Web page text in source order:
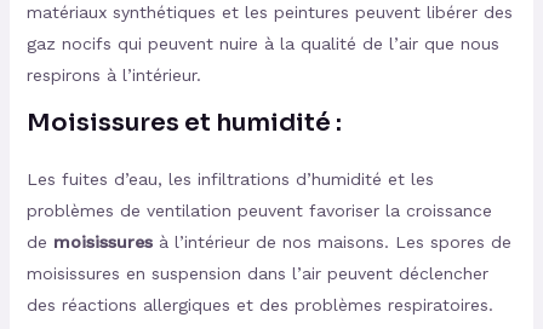
matériaux synthétiques et les peintures peuvent libérer des
gaz nocifs qui peuvent nuire à la qualité de l’air que nous
respirons à l’intérieur.
Moisissures et humidité :
Les fuites d’eau, les infiltrations d’humidité et les
problèmes de ventilation peuvent favoriser la croissance
de moisissuresà l’intérieur de nos maisons. Les spores de
moisissures en suspension dans l’air peuvent déclencher
des réactions allergiques et des problèmes respiratoires.